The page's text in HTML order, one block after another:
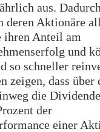
aus.
deren Aktionäre
ihren Anteil am
und
so schneller
zeigen, dass über
die
der
einer